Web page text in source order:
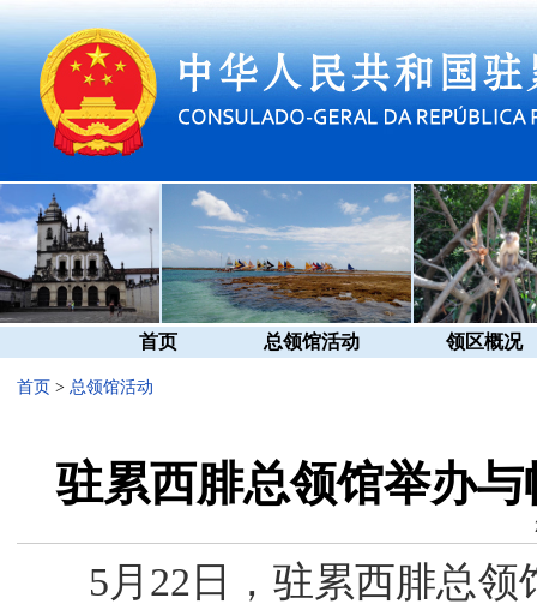
首页 总领馆活动 领区概况
首页 > 总领馆活动
驻累西腓总领馆举办
5月22日，驻累西腓总